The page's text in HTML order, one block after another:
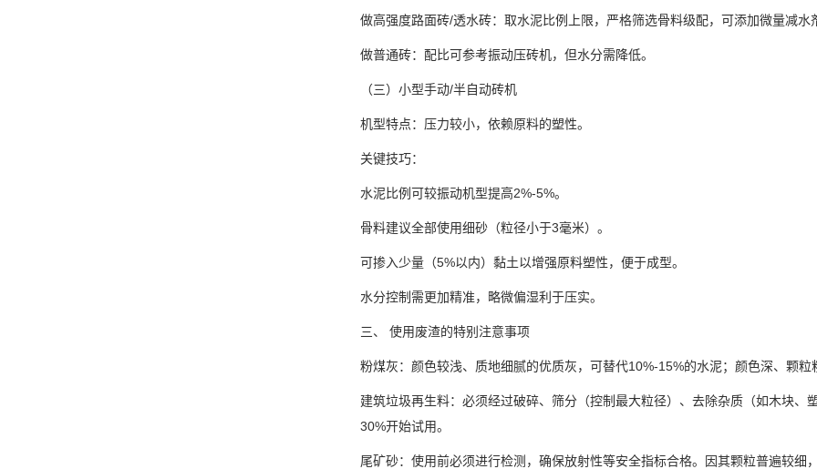
做高强度路面砖/透水砖：取水泥比例上限，严格筛选骨料级配，可添加微量减
做普通砖：配比可参考振动压砖机，但水分需降低。
（三）小型手动/半自动砖机
机型特点：压力较小，依赖原料的塑性。
关键技巧：
水泥比例可较振动机型提高2%-5%。
骨料建议全部使用细砂（粒径小于3毫米）。
可掺入少量（5%以内）黏土以增强原料塑性，便于成型。
水分控制需更加精准，略微偏湿利于压实。
三、 使用废渣的特别注意事项
粉煤灰：颜色较浅、质地细腻的优质灰，可替代10%-15%的水泥；颜色深、颗
建筑垃圾再生料：必须经过破碎、筛分（控制最大粒径）、去除杂质（如木块
30%开始试用。
尾矿砂：使用前必须进行检测，确保放射性等安全指标合格。因其颗粒普遍较细